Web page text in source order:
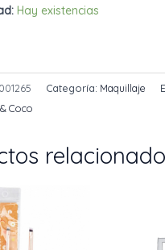
Hay existencias
Categoría: Maquillaje
Coco